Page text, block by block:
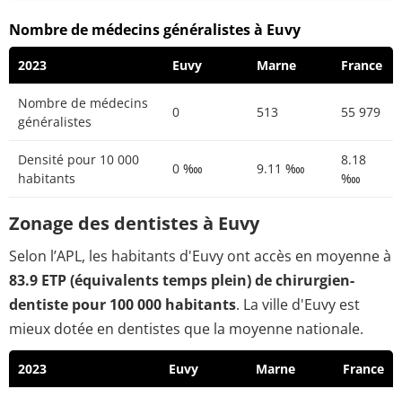
Nombre de médecins généralistes à Euvy
2023 Euvy Marne France
Nombre de médecins
généralistes
0 513 55 979
Densité pour 10 000
habitants
0 ‱ 9.11 ‱
8.18
‱
Zonage des dentistes à Euvy
Selon l’APL, les habitants d'Euvy ont accès en moyenne à
83.9 ETP (équivalents temps plein) de chirurgien-
dentiste pour 100 000 habitants. La ville d'Euvy est
mieux dotée en dentistes que la moyenne nationale.
2023 Euvy Marne France